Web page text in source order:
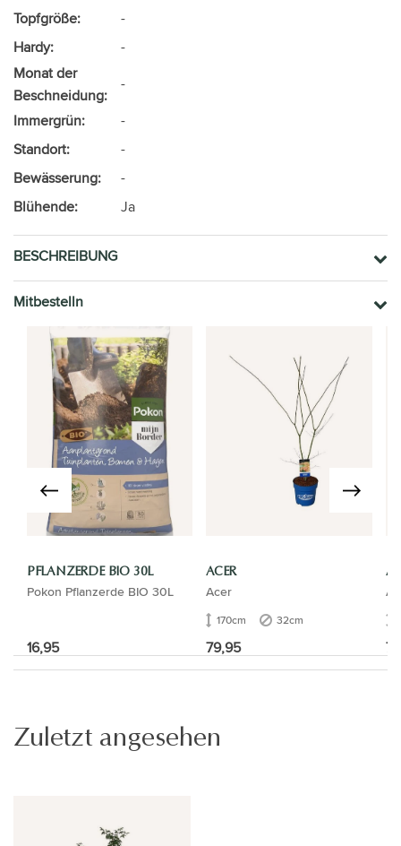
Topfgröße:
-
Hardy:
-
Monat der
Beschneidung:
-
Immergrün:
-
Standort:
-
Bewässerung:
-
Blühende:
Ja
BESCHREIBUNG
Mitbestelln
PFLANZERDE BIO 30L
Pokon Pflanzerde BIO 30L
16,95
ACER
Acer
170cm 32cm
79,95
Zuletzt angesehen